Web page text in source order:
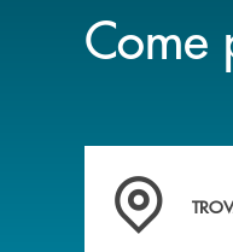
Come
Trova la